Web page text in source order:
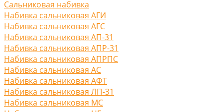
Сальниковая набивка
Набивка сальниковая АГИ
Набивка сальниковая АГС
Набивка сальниковая АП-31
Набивка сальниковая АПР-31
Набивка сальниковая АПРПС
Набивка сальниковая АС
Набивка сальниковая АФТ
Набивка сальниковая ЛП-31
Набивка сальниковая МС